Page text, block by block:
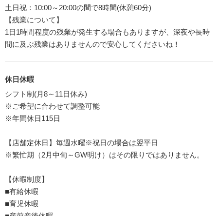
土日祝：10:00～20:00の間で8時間(休憩60分)
【残業について】
1日1時間程度の残業が発生する場合もありますが、深夜や長時
間に及ぶ残業はありませんので安心してくださいね！
休日休暇
シフト制(月8～11日休み)
※ご希望に合わせて調整可能
※年間休日115日
【店舗定休日】毎週水曜※祝日の場合は翌平日
※繁忙期（2月中旬～GW明け）はその限りではありません。
【休暇制度】
■有給休暇
■育児休暇